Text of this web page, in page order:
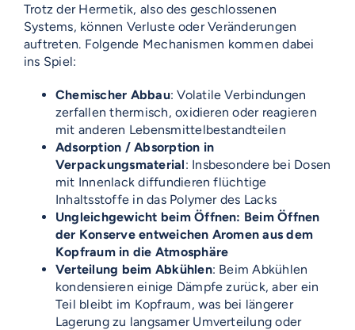
Trotz der Hermetik, also des geschlossenen
Systems, können Verluste oder Veränderungen
auftreten. Folgende Mechanismen kommen dabei
ins Spiel:
Chemischer Abbau: Volatile Verbindungen
zerfallen thermisch, oxidieren oder reagieren
mit anderen Lebensmittelbestandteilen
Adsorption / Absorption in
Verpackungsmaterial: Insbesondere bei Dosen
mit Innenlack diffundieren flüchtige
Inhaltsstoffe in das Polymer des Lacks
Ungleichgewicht beim Öffnen: Beim Öffnen
der Konserve entweichen Aromen aus dem
Kopfraum in die Atmosphäre
Verteilung beim Abkühlen: Beim Abkühlen
kondensieren einige Dämpfe zurück, aber ein
Teil bleibt im Kopfraum, was bei längerer
Lagerung zu langsamer Umverteilung oder